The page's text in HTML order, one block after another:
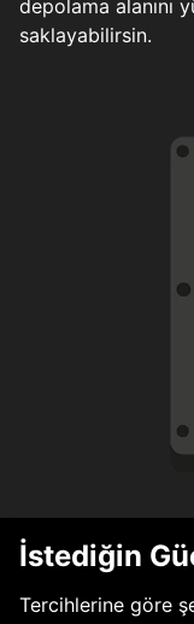
depolama alanını
saklayabilirsin.
İstediğin
Tercihlerine göre